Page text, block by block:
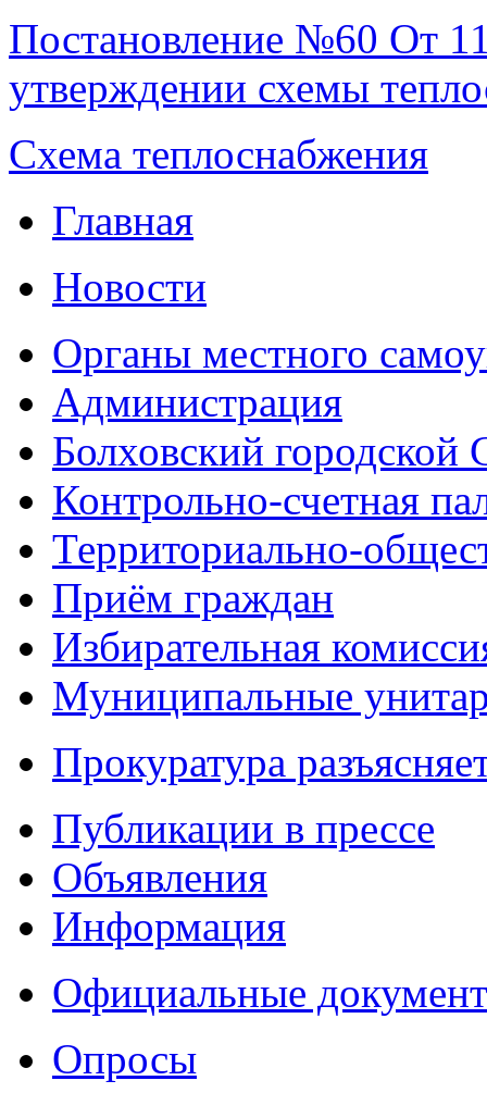
Постановление №60 От
утверждении схемы
Схема теплоснабжения
Главная
Новости
Органы местного
Администрация
Болховский городской
Контрольно-счетная
Территориально-
Приём граждан
Избирательная
Муниципальные
Прокуратура
Публикации в прессе
Объявления
Информация
Официальные
Опросы